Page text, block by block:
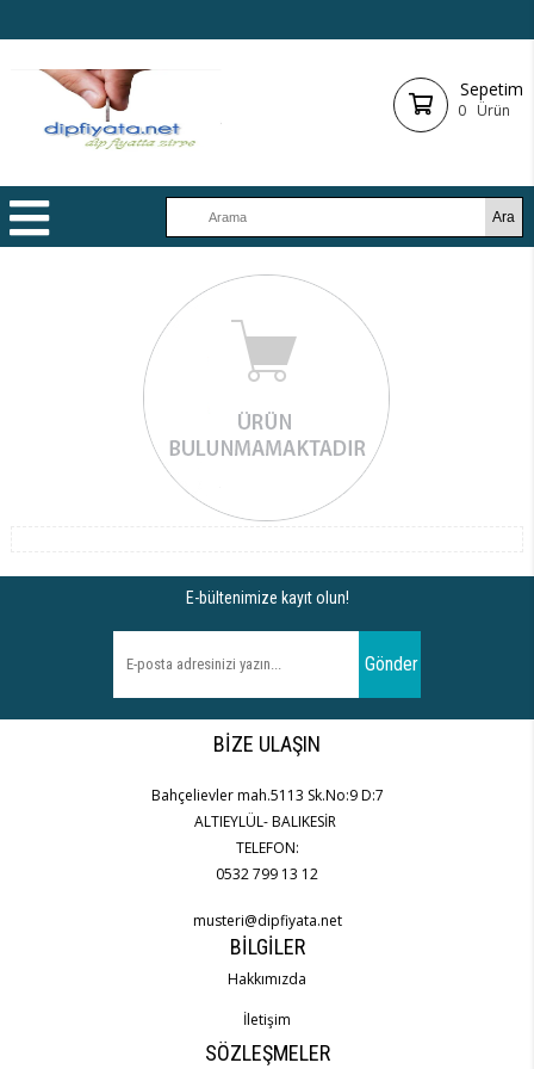
Sepetim
0 Ürün
E-bültenimize kayıt olun!
Gönder
BIZE ULAŞIN
Bahçelievler mah.5113 Sk.No:9 D:7
ALTIEYLÜL- BALIKESİR
TELEFON:
0532 799 13 12
musteri@dipfiyata.net
BILGILER
Hakkımızda
İletişim
SÖZLEŞMELER